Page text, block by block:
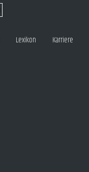
Lexikon Karriere